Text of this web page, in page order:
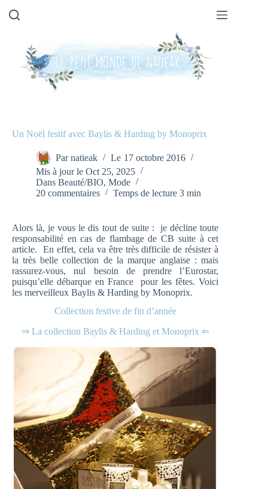
Un Noël festif avec Baylis & Harding by Monoprix
Par natieak Le 17 octobre 2016
Mis à jour le Oct 25, 2025
Dans Beauté/BIO,Mode
20 commentaires
Temps de lecture 3 min
Alors là, je vous le dis tout de suite : je décline toute
responsabilité en cas de flambage de CB suite à cet
article. En effet, cela va être très difficile de résister à
la très belle collection de la marque anglaise : mais
rassurez-vous, nul besoin de prendre l’Eurostar,
puisqu’elle débarque en France pour les fêtes. Voici
les merveilleux Baylis & Harding by Monoprix.
Collection festive de fin d’année
⇒ La collection Baylis & Harding et Monoprix ⇐